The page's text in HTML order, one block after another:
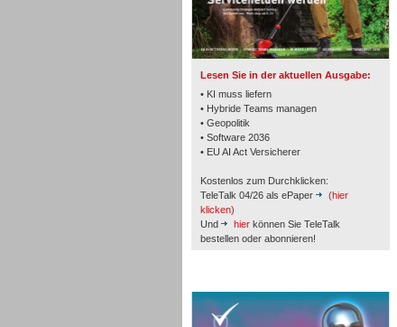
Lesen Sie in der aktuellen Ausgabe:
• KI muss liefern
• Hybride Teams managen
• Geopolitik
• Software 2036
• EU AI Act Versicherer
Kostenlos zum Durchklicken:
TeleTalk 04/26 als ePaper
(hier
klicken)
Und
hier können Sie TeleTalk
bestellen oder abonnieren!
TK- und ACD-Systeme
Workforce-Management